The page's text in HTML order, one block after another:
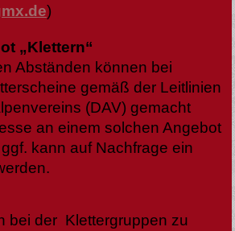
)
„Klettern“
Abständen können bei
gemäß der Leitlinien
(DAV) gemacht
an einem solchen Angebot
kann auf Nachfrage ein
bei der Klettergruppen zu